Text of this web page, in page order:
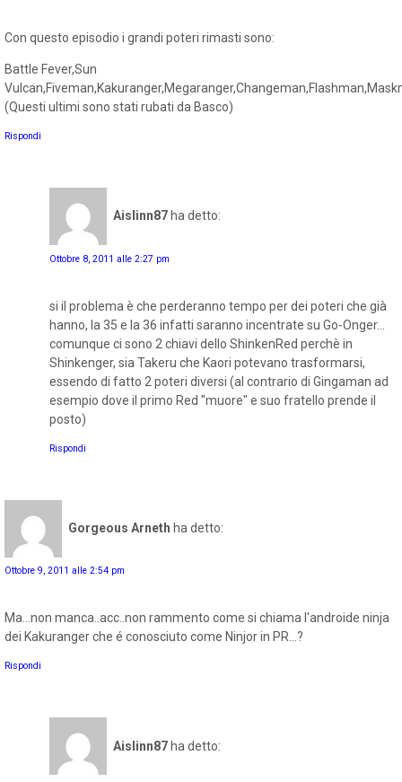
Con questo episodio i grandi poteri rimasti sono:
Battle Fever,Sun
(Questi ultimi sono stati rubati da Basco)
Rispondi
Aislinn87 ha detto:
Ottobre 8, 2011 alle 2:27 pm
si il problema è che perderanno tempo per dei poteri che già
hanno, la 35 e la 36 infatti saranno incentrate su Go-Onger...
comunque ci sono 2 chiavi dello ShinkenRed perchè in
Shinkenger, sia Takeru che Kaori potevano trasformarsi,
essendo di fatto 2 poteri diversi (al contrario di Gingaman ad
esempio dove il primo Red "muore" e suo fratello prende il
posto)
Rispondi
Gorgeous Arneth ha detto:
Ottobre 9, 2011 alle 2:54 pm
Ma...non manca..acc..non rammento come si chiama l'androide ninja
dei Kakuranger che é conosciuto come Ninjor in PR...?
Rispondi
Aislinn87 ha detto: